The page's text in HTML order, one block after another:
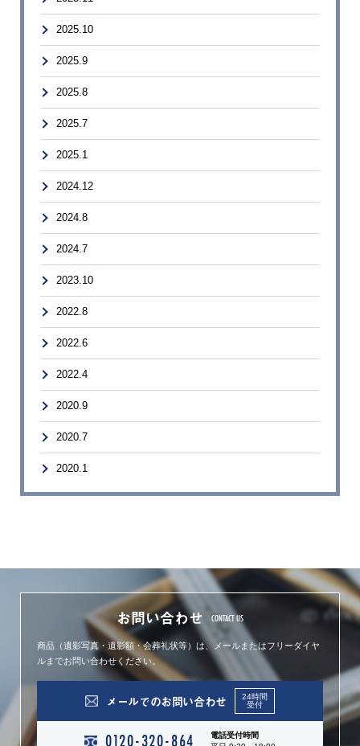
2025.10
2025.9
2025.8
2025.7
2025.1
2024.12
2024.8
2024.7
2023.10
2022.8
2022.6
2022.4
2020.9
2020.7
2020.1
お問い合わせ CONTACT US
商品（遺影写真・遺影額・会葬礼状等）は、 メールまたはフリーダイヤ
ルまでお問い合わせください。
メールでのお問い合わせ
24時間
受付
0120-320-864
電話受付時間